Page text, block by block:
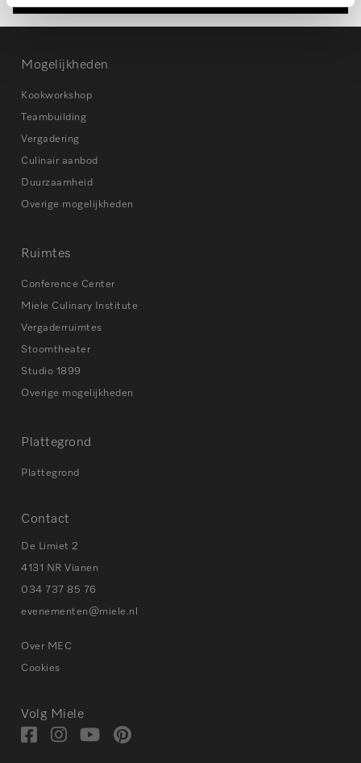
slide slide
Mogelijkheden
Kookworkshop
Teambuilding
Vergadering
Culinair aanbod
Duurzaamheid
Overige mogelijkheden
Ruimtes
Conference Center
Miele Culinary Institute
Vergaderruimtes
Stoomtheater
Studio 1899
Overige mogelijkheden
Plattegrond
Plattegrond
Contact
De Limiet 2
4131 NR Vianen
034 737 85 76
evenementen@miele.nl
Over MEC
Cookies
Volg Miele
Bezoek
BezoekBezoek
Visit